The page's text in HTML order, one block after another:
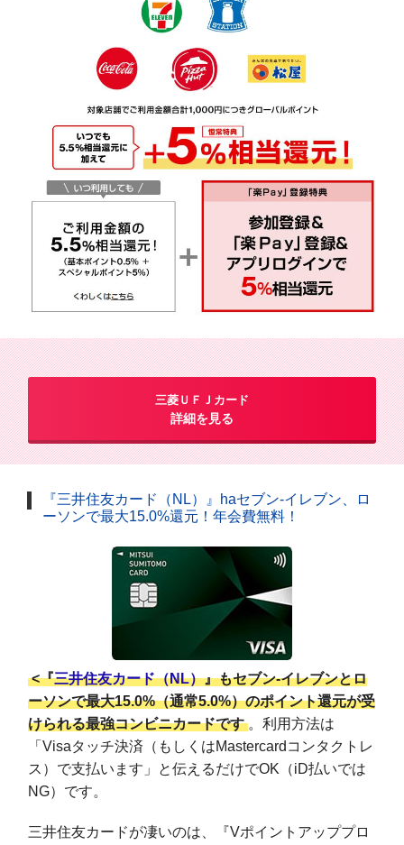
三菱ＵＦＪカード
詳細を見る
『三井住友カード（NL）』haセブン-イレブン、ロ
ーソンで最大15.0%還元！年会費無料！
<『三井住友カード（NL）』もセブン-イレブンとロ
ーソンで最大15.0%（通常5.0%）のポイント還元が受
けられる最強コンビニカードです 。利用方法は
「Visaタッチ決済（もしくはMastercardコンタクトレ
ス）で支払います」と伝えるだけでOK（iD払いでは
NG）です。
三井住友カードが凄いのは、『Vポイントアッププロ